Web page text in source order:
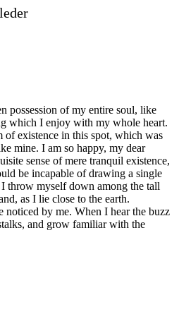
possession of my entire soul, like
which I enjoy with my whole heart.
of existence in this spot, which was
mine. I am so happy, my dear
sense of mere tranquil existence,
be incapable of drawing a single
throw myself down among the tall
as I lie close to the earth.
noticed by me. When I hear the buzz
and grow familiar with the